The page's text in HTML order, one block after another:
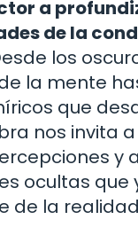
a
de la
los
la mente
que
nos invita
y
ocultas que
de la